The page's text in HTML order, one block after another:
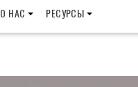
О НАС РЕСУРСЫ